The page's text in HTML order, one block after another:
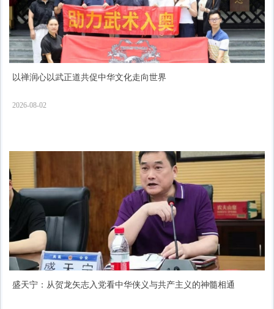
以禅润心以武正道共促中华文化走向世界
2026-08-02
盛天宁：从贺龙矢志入党看中华侠义与共产主义的神髓相通